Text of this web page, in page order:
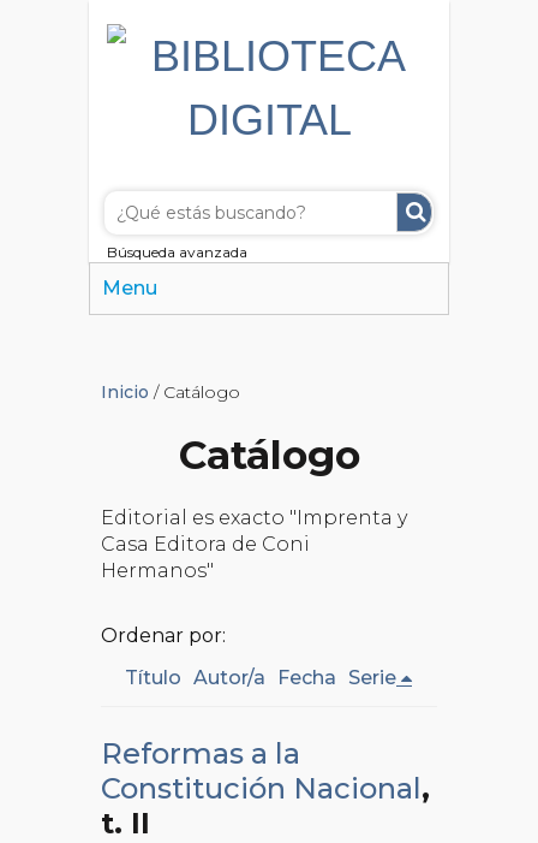
Búsqueda avanzada
Menu
Inicio / Catálogo
Catálogo
Editorial es exacto "Imprenta y
Casa Editora de Coni
Hermanos"
Ordenar por:
Título Autor/a Fecha Serie
Reformas a la
Constitución Nacional,
t. II